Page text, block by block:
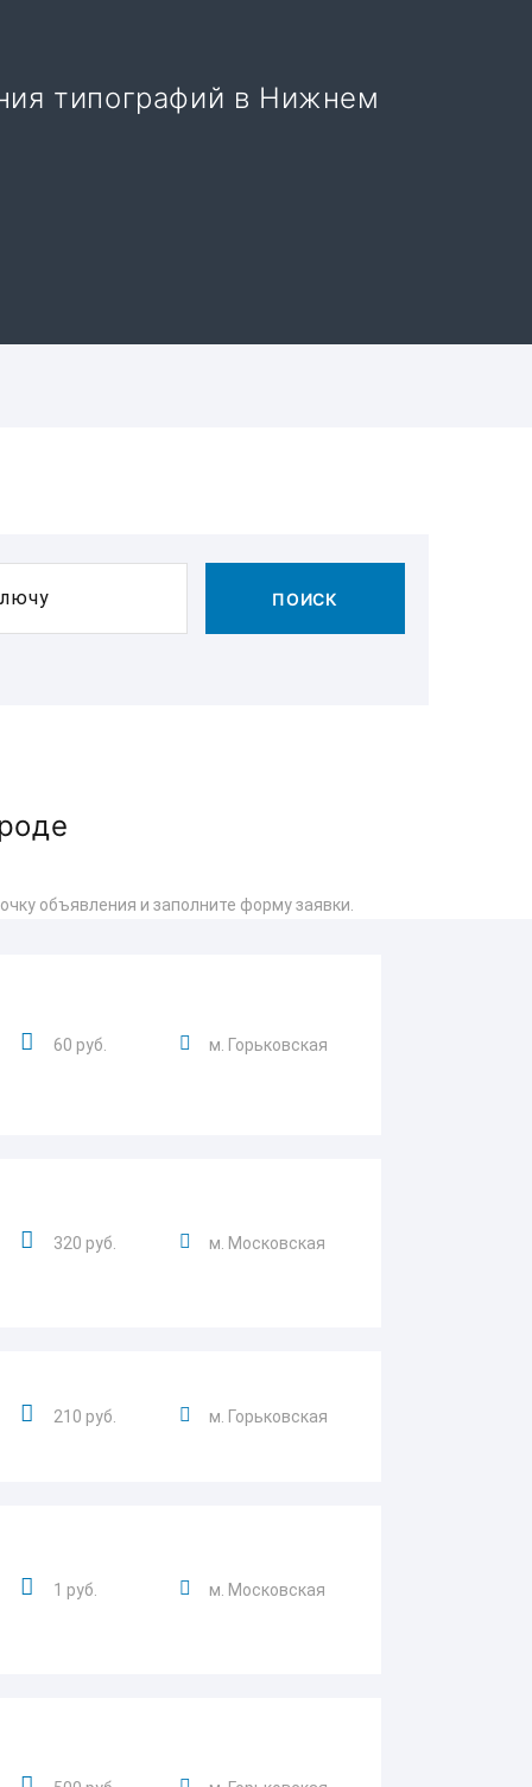
типографий в Нижнем
ПОИСК
объявления и заполните форму заявки.
60 руб. м. Горьковская
320 руб. м. Московская
210 руб. м. Горьковская
1 руб. м. Московская